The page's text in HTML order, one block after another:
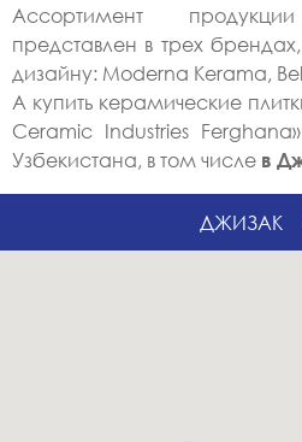
Ассортимент
представлен в трех
дизайну: Moderna Kerama,
А купить керамические
Ceramic Industries
Узбекистана, в том числе в
ДЖИЗАК